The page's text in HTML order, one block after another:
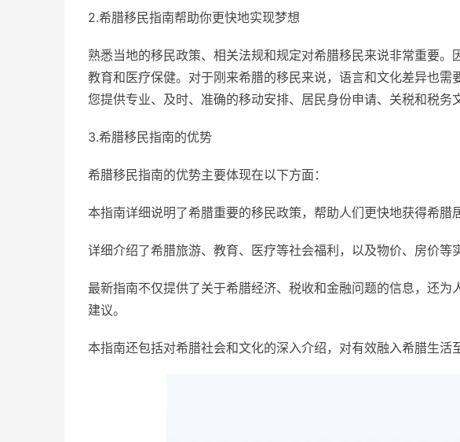
2.希腊移民指南帮助你更快地实现梦想
熟悉当地的移民政策、相关法规和规定对希腊移民来说非常重要。
教育和医疗保健。对于刚来希腊的移民来说，语言和文化差异也
您提供专业、及时、准确的移动安排、居民身份申请、关税和税务
3.希腊移民指南的优势
希腊移民指南的优势主要体现在以下方面：
本指南详细说明了希腊重要的移民政策，帮助人们更快地获得希腊
详细介绍了希腊旅游、教育、医疗等社会福利，以及物价、房价等
最新指南不仅提供了关于希腊经济、税收和金融问题的信息，还
建议。
本指南还包括对希腊社会和文化的深入介绍，对有效融入希腊生活